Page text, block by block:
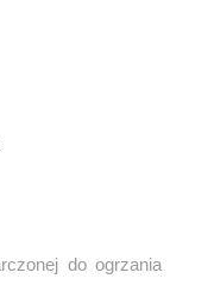
do ogrzania